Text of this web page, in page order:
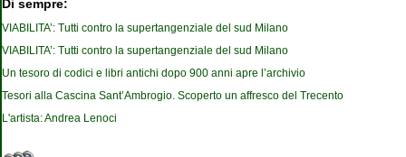
Di sempre:
VIABILITA’: Tutti contro la supertangenziale del sud Milano
VIABILITA’: Tutti contro la supertangenziale del sud Milano
Un tesoro di codici e libri antichi dopo 900 anni apre l’archivio
Tesori alla Cascina Sant’Ambrogio. Scoperto un affresco del Trecento
L'artista: Andrea Lenoci